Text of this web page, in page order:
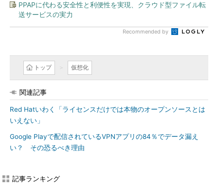
PPAPに代わる安全性と利便性を実現、クラウド型ファイル転
送サービスの実力
Recommended by
トップ 仮想化
関連記事
Red Hatいわく「ライセンスだけでは本物のオープンソースとは
いえない」
Google Playで配信されているVPNアプリの84％でデータ漏え
い？ その恐るべき理由
記事ランキング